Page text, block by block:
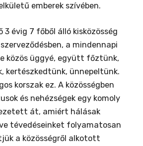
emberek szívében.
3 évig 7 főből álló kisközösség
a mindennapi
közös üggyé, együtt főztünk,
kertészkedtünk, ünnepeltünk.
korszak ez. A közösségben
és nehézségek egy komoly
át, amiért hálásak
tévedéseinket folyamatosan
a közösségről alkotott